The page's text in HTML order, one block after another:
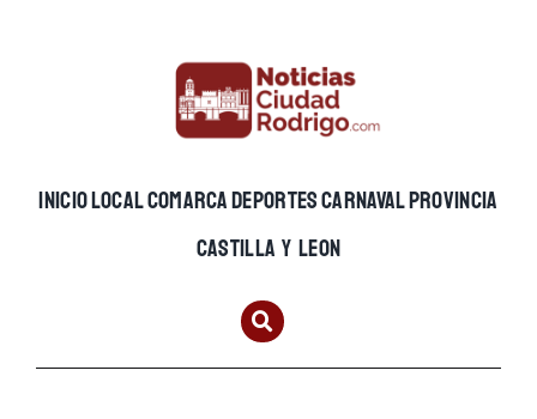
INICIOLOCALCOMARCADEPORTESCARNAVALPROVINCIA
CASTILLA Y LEON